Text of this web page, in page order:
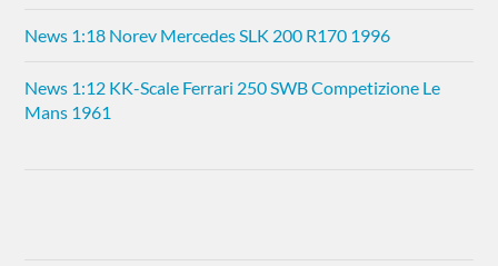
News 1:18 Norev Mercedes SLK 200 R170 1996
News 1:12 KK-Scale Ferrari 250 SWB Competizione Le
Mans 1961